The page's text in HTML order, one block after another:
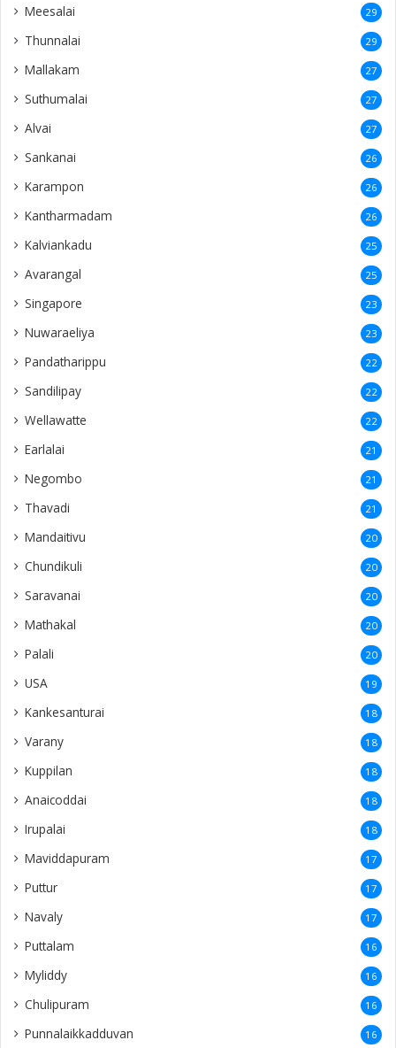
Meesalai 29
Thunnalai 29
Mallakam 27
Suthumalai 27
Alvai 27
Sankanai 26
Karampon 26
Kantharmadam 26
Kalviankadu 25
Avarangal 25
Singapore 23
Nuwaraeliya 23
Pandatharippu 22
Sandilipay 22
Wellawatte 22
Earlalai 21
Negombo 21
Thavadi 21
Mandaitivu 20
Chundikuli 20
Saravanai 20
Mathakal 20
Palali 20
USA 19
Kankesanturai 18
Varany 18
Kuppilan 18
Anaicoddai 18
Irupalai 18
Maviddapuram 17
Puttur 17
Navaly 17
Puttalam 16
Myliddy 16
Chulipuram 16
Punnalaikkadduvan 16